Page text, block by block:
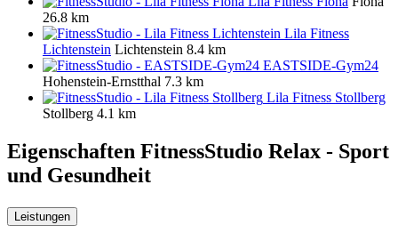
26.8 km
Lila Fitness
Lichtenstein Lichtenstein 8.4 km
EASTSIDE-Gym24
Hohenstein-Ernstthal 7.3 km
Lila Fitness Stollberg
Stollberg 4.1 km
Eigenschaften FitnessStudio Relax - Sport
und Gesundheit
Leistungen